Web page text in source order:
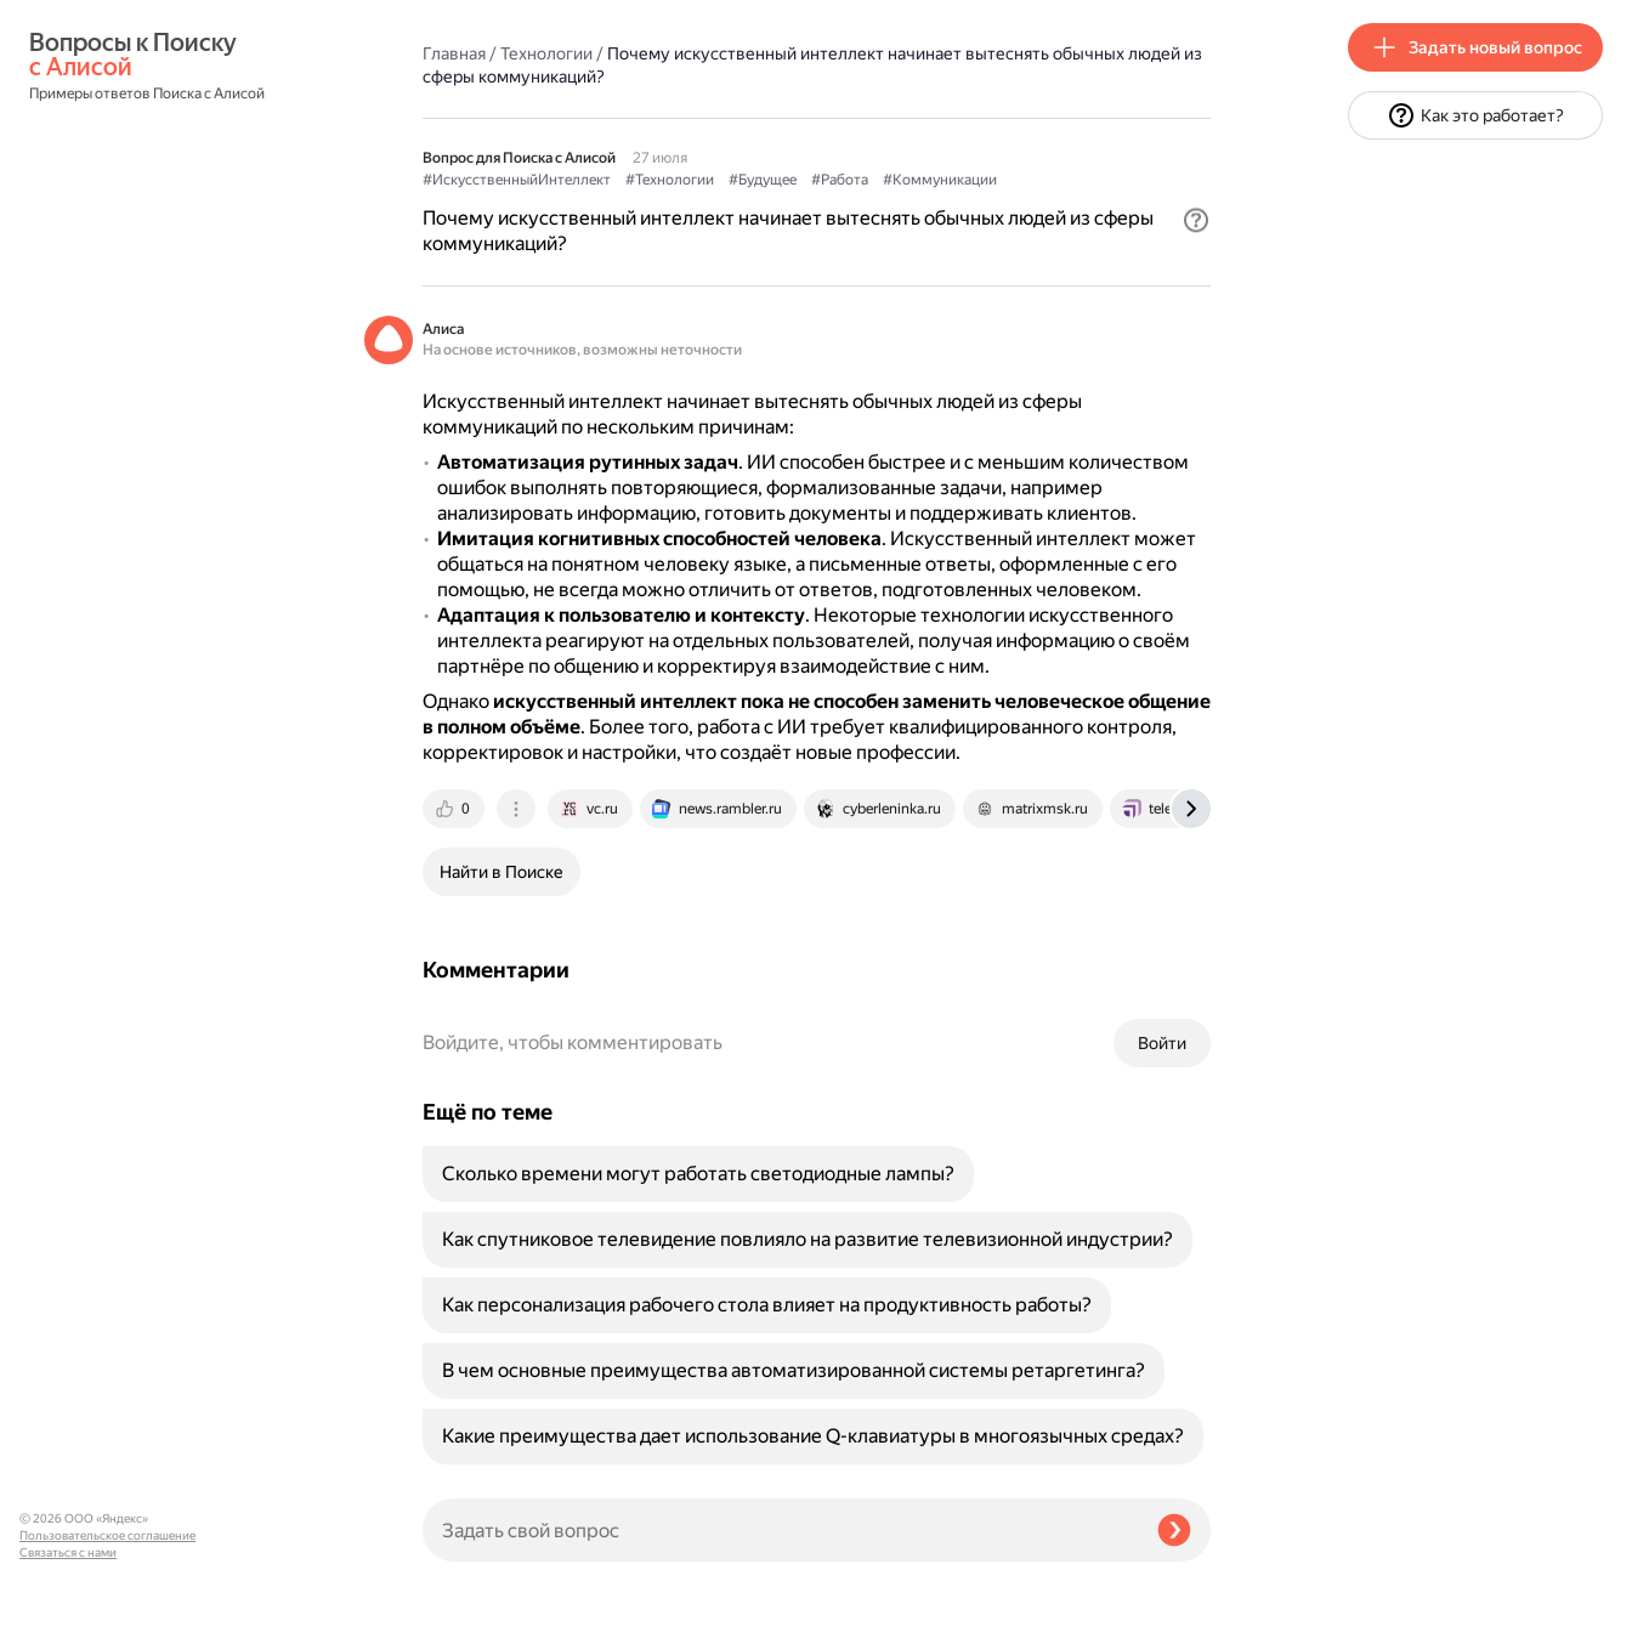
с Алисой
Примеры ответов Поиска с Алисой
Главная/Технологии/ Почему искусственный интеллект начинает вытеснять обычных людей из
сферы коммуникаций?
Вопрос для Поиска с Алисой
27 июля
#ИскусственныйИнтеллект
#Технологии #Будущее #Работа #Коммуникации
Почему искусственный интеллект начинает вытеснять обычных людей из сферы
коммуникаций?
Алиса
На основе источников, возможны неточности
Искусственный интеллект начинает вытеснять обычных людей из сферы
коммуникаций по нескольким причинам:
Автоматизация рутинных задач. ИИ способен быстрее и с меньшим количеством
ошибок выполнять повторяющиеся, формализованные задачи, например
анализировать информацию, готовить документы и поддерживать клиентов.
Имитация когнитивных способностей человека. Искусственный интеллект может
общаться на понятном человеку языке, а письменные ответы, оформленные с его
помощью, не всегда можно отличить от ответов, подготовленных человеком.
Адаптация к пользователю и контексту. Некоторые технологии искусственного
интеллекта реагируют на отдельных пользователей, получая информацию о своём
партнёре по общению и корректируя взаимодействие с ним.
Однако искусственный интеллект пока не способен заменить человеческое общение
в полном объёме. Более того, работа с ИИ требует квалифицированного контроля,
корректировок и настройки, что создаёт новые профессии.
0 vc.ru news.rambler.ru cyberleninka.ru matrixmsk.ru telesputnik.ru
Найти в Поиске
Комментарии
Войти
Войдите, чтобы комментировать
Ещё по теме
Сколько времени могут работать светодиодные лампы?
Как спутниковое телевидение повлияло на развитие телевизионной индустрии?
Как персонализация рабочего стола влияет на продуктивность работы?
В чем основные преимущества автоматизированной системы ретаргетинга?
Какие преимущества дает использование Q-клавиатуры в многоязычных средах?
© 2026 ООО «Яндекс»
Пользовательское соглашение
Связаться с нами
Задать новый вопрос
Как это работает?